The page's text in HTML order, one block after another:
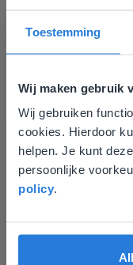
Toestemming
Wij maken gebruik
Wij gebruiken
cookies. Hierdoor
helpen. Je kunt
persoonlijke
policy.
Les
Groep 8,
Deze
overeen
Gezien je
liever naar de
English